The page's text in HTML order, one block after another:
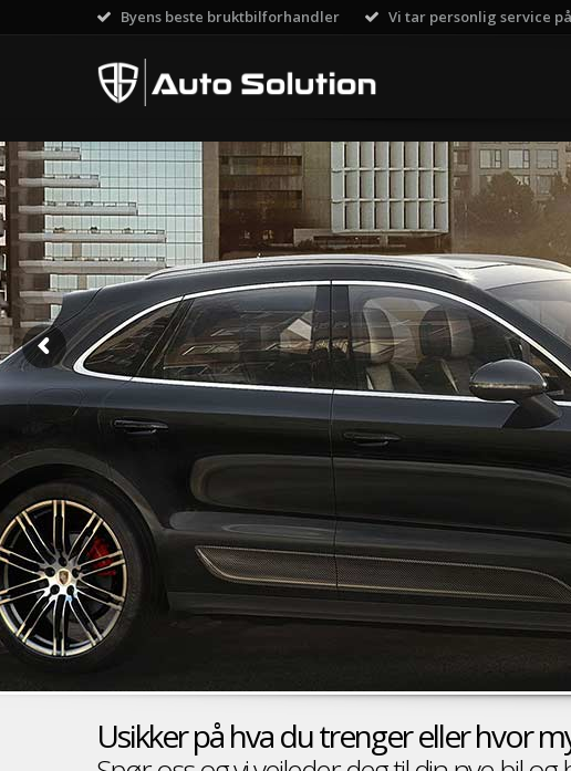
Byens beste bruktbilforhandler Vi tar personlig service
Usikker på hva du trenger eller hvor